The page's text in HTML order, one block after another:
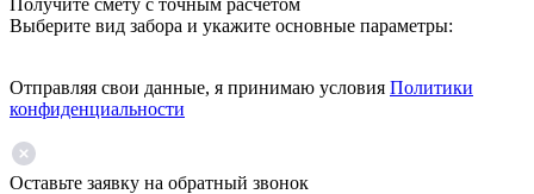
Получите смету с точным расчетом
Выберите вид забора и укажите основные параметры:
Отправляя свои данные, я принимаю условия Политики
конфиденциальности
Оставьте заявку на обратный звонок